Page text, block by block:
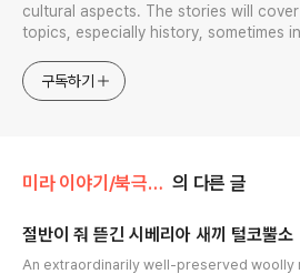
cultural aspects. The stories will
topics, especially history, sometimes
approach will be to resist any common
generalized viewpoint
구독하기
미라 이야기/북극 동물미라 의 다른 글
절반이 줘 뜯긴 시베리아 새끼 털코뿔소
An extraordinarily well-preserved woolly